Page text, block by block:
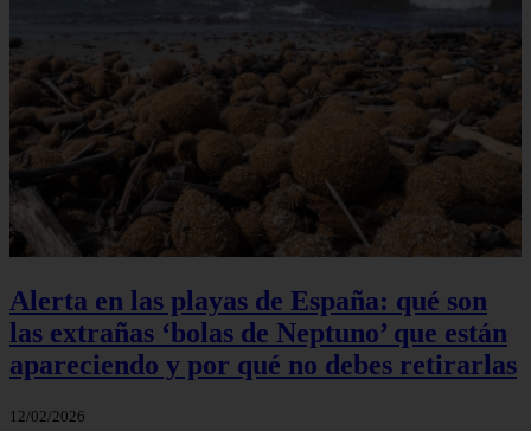
Alerta en las playas de España: qué son
las extrañas ‘bolas de Neptuno’ que están
apareciendo y por qué no debes retirarlas
12/02/2026